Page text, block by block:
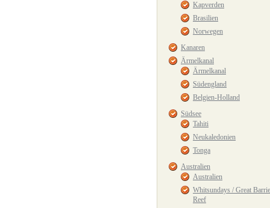
Kapverden
Brasilien
Norwegen
Kanaren
Ärmelkanal
Ärmelkanal
Südengland
Belgien-Holland
Südsee
Tahiti
Neukaledonien
Tonga
Australien
Australien
Whitsundays / Great
Reef